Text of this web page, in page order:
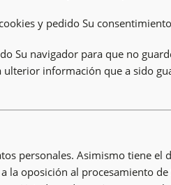
y pedido Su
Su navigador para que no
información que a sido
personales. Asimismo tiene el
la oposición al procesamiento de